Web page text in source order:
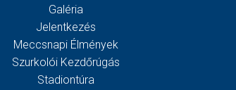
Galéria
Jelentkezés
Meccsnapi Élmények
Szurkolói Kezdőrúgás
Stadiontúra